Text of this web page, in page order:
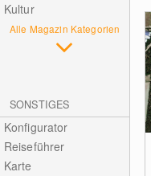
Kultur
Alle Magazin Kategorien
SONSTIGES
Konfigurator
Reiseführer
Karte